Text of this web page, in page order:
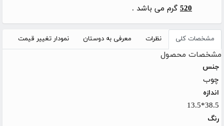
520 گرم می باشد .
مشخصات کلی نظرات معرفی به دوستان نمودار تغییر قیمت
مشخصات محصول
جنس
چوب
اندازه
38.5*13.5
رنگ